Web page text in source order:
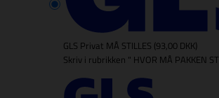
GLS Privat MÅ STILLES (93,00 DKK)
Skriv i rubrikken " HVOR MÅ PAKKEN